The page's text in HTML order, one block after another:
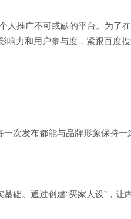
人推广不可或缺的平台。为了
力和用户参与度，紧跟百度搜
次发布都能与品牌形象保持一
础。通过创建“买家人设”，让